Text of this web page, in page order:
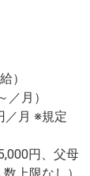
）
月）
／月 ※規定
円、父母